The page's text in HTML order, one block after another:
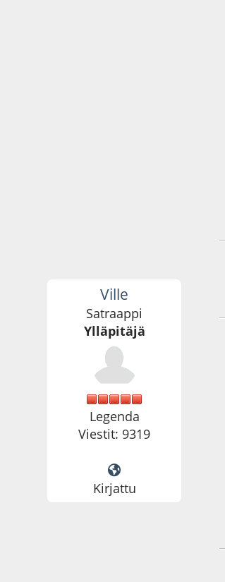
Ville
Satraappi
Ylläpitäjä
Legenda
Viestit: 9319
Kirjattu